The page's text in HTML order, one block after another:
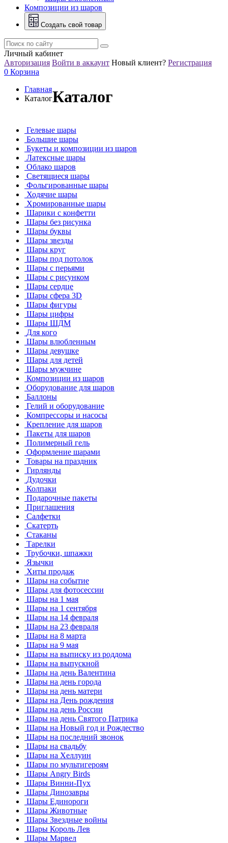
Композиции из шаров
Создать свой товар
Личный кабинет
Авторизация Войти в аккаунт Новый клиент? Регистрация
0 Корзина
Главная
КаталогКаталог
Гелевые шары
Большие шары
Букеты и композиции из шаров
Латексные шары
Облако шаров
Светящиеся шары
Фольгированные шары
Ходячие шары
Хромированные шары
Шарики с конфетти
Шары без рисунка
Шары буквы
Шары звезды
Шары круг
Шары под потолок
Шары с перьями
Шары с рисунком
Шары сердце
Шары сфера 3D
Шары фигуры
Шары цифры
Шары ШДМ
Для кого
Шары влюбленным
Шары девушке
Шары для детей
Шары мужчине
Композиции из шаров
Оборудование для шаров
Баллоны
Гелий и оборудование
Компрессоры и насосы
Крепление для шаров
Пакеты для шаров
Полимерный гель
Оформление шарами
Товары на праздник
Гирлянды
Дудочки
Колпаки
Подарочные пакеты
Приглашения
Салфетки
Скатерть
Стаканы
Тарелки
Трубочки, шпажки
Язычки
Хиты продаж
Шары на событие
Шары для фотосессии
Шары на 1 мая
Шары на 1 сентября
Шары на 14 февраля
Шары на 23 февраля
Шары на 8 марта
Шары на 9 мая
Шары на выписку из роддома
Шары на выпускной
Шары на день Валентина
Шары на день города
Шары на день матери
Шары на День рождения
Шары на день России
Шары на день Святого Патрика
Шары на Новый год и Рождество
Шары на последний звонок
Шары на свадьбу
Шары на Хеллуин
Шары по мультигероям
Шары Angry Birds
Шары Винни-Пух
Шары Динозавры
Шары Единороги
Шары Животные
Шары Звездные войны
Шары Король Лев
Шары Марвел